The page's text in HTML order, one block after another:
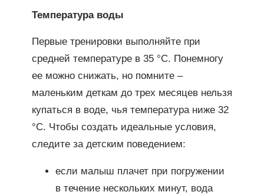
Температура воды
Первые тренировки выполняйте при
средней температуре в 35 °C. Понемногу
ее можно снижать, но помните –
маленьким деткам до трех месяцев нельзя
купаться в воде, чья температура ниже 32
°C. Чтобы создать идеальные условия,
следите за детским поведением:
если малыш плачет при погружении
в течение нескольких минут, вода